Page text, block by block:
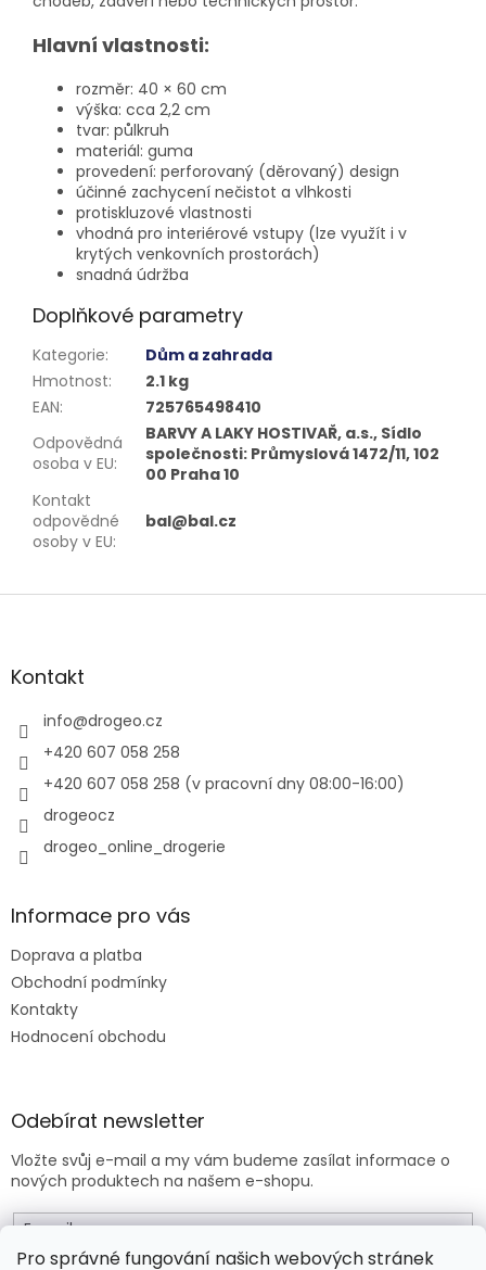
Pro správné fungování našich webových stránek
Hlavní vlastnosti:
rozměr: 40 × 60 cm
výška: cca 2,2 cm
tvar: půlkruh
materiál: guma
provedení: perforovaný (děrovaný) design
účinné zachycení nečistot a vlhkosti
protiskluzové vlastnosti
vhodná pro interiérové vstupy (lze využít i v
krytých venkovních prostorách)
snadná údržba
Doplňkové parametry
Kategorie:
Dům a zahrada
Hmotnost:
2.1 kg
EAN:
725765498410
Odpovědná
osoba v EU:
BARVY A LAKY HOSTIVAŘ, a.s., Sídlo
společnosti: Průmyslová 1472/11, 102
00 Praha 10
Kontakt
odpovědné
osoby v EU:
bal@bal.cz
Z
aKontakt
info@drogeo.cz
+420 607 058 258
+420 607 058 258 (v pracovní dny 08:00-16:00)
drogeocz
drogeo_online_drogerie
Informace pro vás
Doprava a platba
Obchodní podmínky
Kontakty
Hodnocení obchodu
Odebírat newsletter
Vložte svůj e-mail a my vám budeme zasílat informace o
nových produktech na našem e-shopu.
E-mail